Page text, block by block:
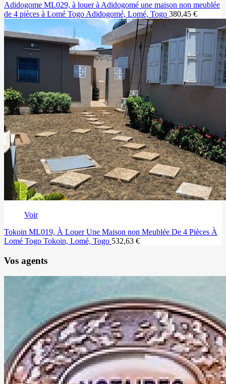
Adidogome ML029, à louer à Adidogomé une maison non meublée
de 4 pièces à Lomé Togo Adidogomé, Lomé, Togo 380,45 €
Voir
Tokoin ML019, À Louer Une Maison non Meublée De 4 Pièces À
Lomé Togo Tokoin, Lomé, Togo 532,63 €
Vos agents